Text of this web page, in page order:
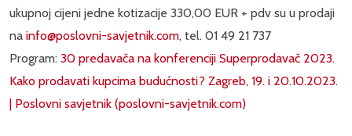
ukupnoj cijeni jedne kotizacije 330,00 EUR + pdv su u prodaji
na info@poslovni-savjetnik.com, tel. 01 49 21 737
Program: 30 predavača na konferenciji Superprodavač 2023.
Kako prodavati kupcima budućnosti? Zagreb, 19. i 20.10.2023.
| Poslovni savjetnik (poslovni-savjetnik.com)